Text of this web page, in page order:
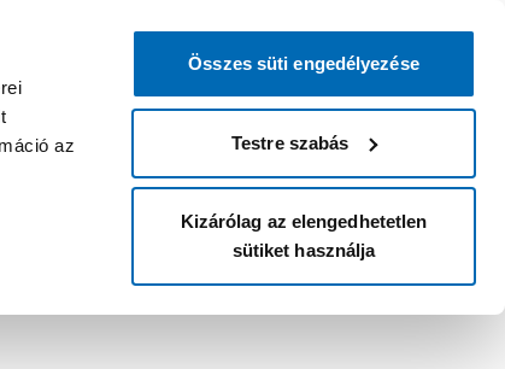
az
Összes süti engedélyezése
Testre szabás
Kizárólag az elengedhetetlen
sütiket használja